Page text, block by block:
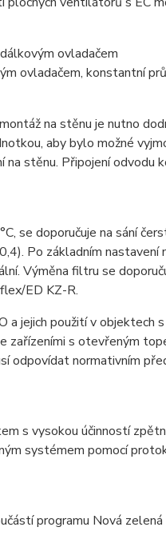
ovladačem
ovladačem, konstantní
na stěnu je nutno
aby bylo možné
na stěnu. Připojení
se doporučuje na sání
Po základním
Výměna filtru se
ED KZ-R.
a jejich použití v
zařízeními s otevřeným
odpovídat normativním
s vysokou účinností
systémem pomocí
programu Nová